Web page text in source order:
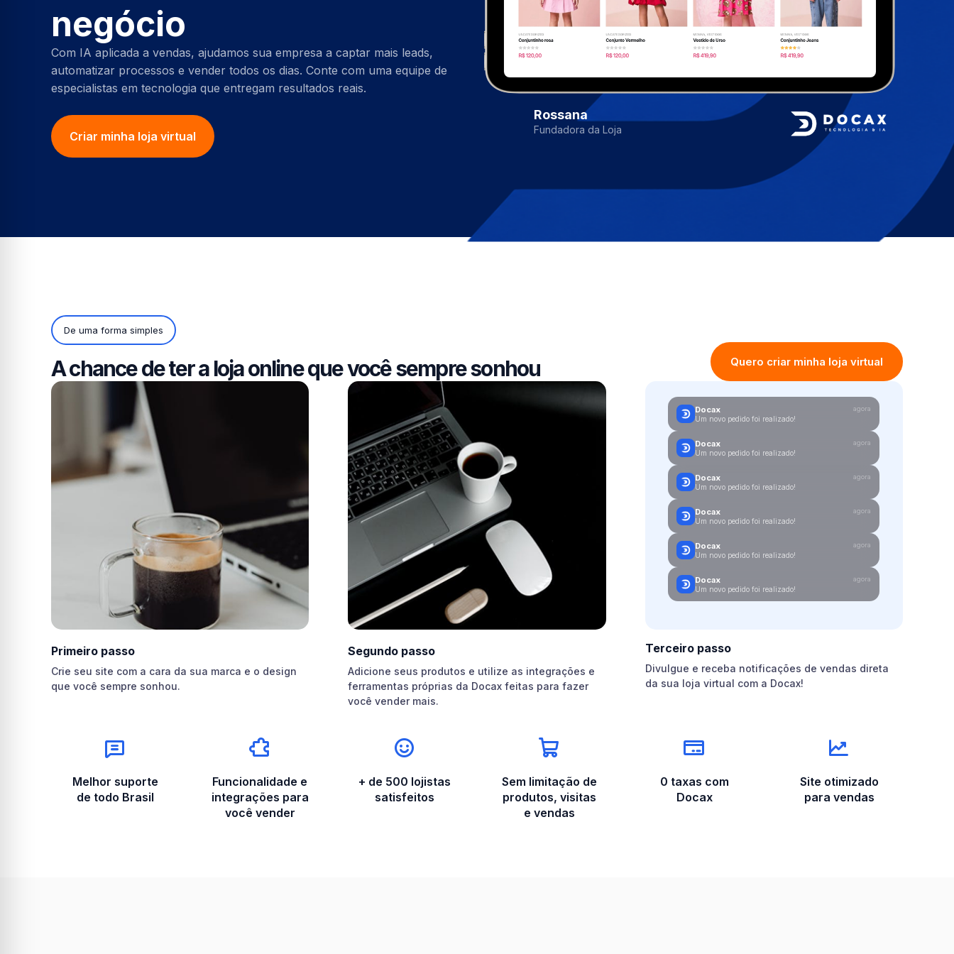
negócio
Com IA aplicada a vendas, ajudamos sua empresa a captar mais leads,
automatizar processos e vender todos os dias. Conte com uma equipe de
especialistas em tecnologia que entregam resultados reais.
Criar minha loja virtual
Rossana
Fundadora da Loja
De uma forma simples
A chance de ter a loja online que você sempre sonhou Quero criar minha loja virtual
Primeiro passo
Crie seu site com a cara da sua marca e o design
que você sempre sonhou.
Segundo passo
Adicione seus produtos e utilize as integrações e
ferramentas próprias da Docax feitas para fazer
você vender mais.
Docax
Um novo pedido foi realizado!
agora
Docax
Um novo pedido foi realizado!
agora
Docax
Um novo pedido foi realizado!
agora
Docax
Um novo pedido foi realizado!
agora
Docax
Um novo pedido foi realizado!
agora
Docax
Um novo pedido foi realizado!
agora
Terceiro passo
Divulgue e receba notificações de vendas direta
da sua loja virtual com a Docax!
Melhor suporte
de todo Brasil
Funcionalidade e
integrações para
você vender
+ de 500 lojistas
satisfeitos
Sem limitação de
produtos, visitas
e vendas
0 taxas com
Docax
Site otimizado
para vendas